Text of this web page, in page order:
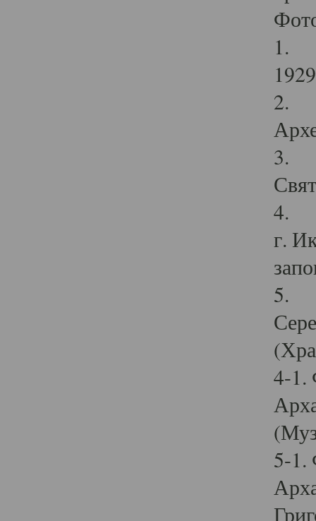
1.
2.
3.
4.
г.
5.
4-1.
5-1.